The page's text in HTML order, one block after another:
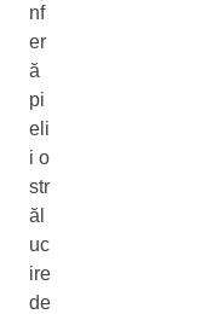
nf
er
ă
pi
eli
i o
str
ăl
uc
ire
de